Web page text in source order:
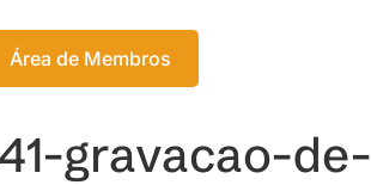
Área de Membros
gravacao-de-